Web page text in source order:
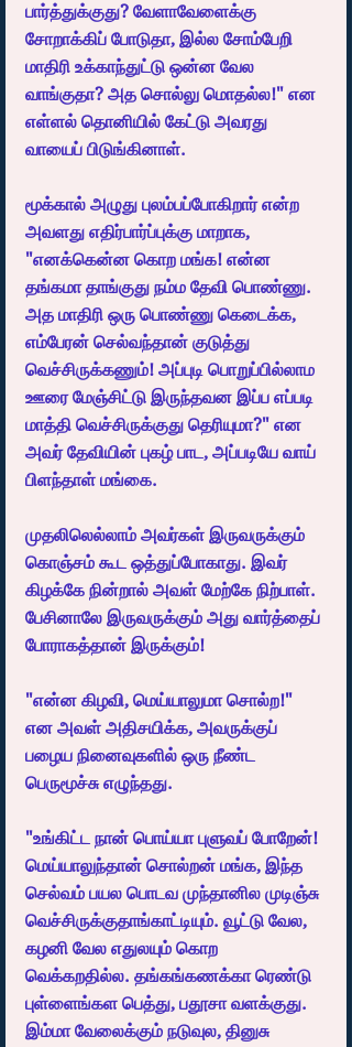
பார்த்துக்குது? வேளாவேளைக்கு
சோறாக்கிப் போடுதா, இல்ல சோம்பேறி
மாதிரி உக்காந்துட்டு ஒன்ன வேல
வாங்குதா? அத சொல்லு மொதல்ல!" என
எள்ளல் தொனியில் கேட்டு அவரது
வாயைப் பிடுங்கினாள்.
மூக்கால் அழுது புலம்பப்போகிறார் என்ற
அவளது எதிர்பார்ப்புக்கு மாறாக,
"எனக்கென்ன கொற மங்க! என்ன
தங்கமா தாங்குது நம்ம தேவி பொண்ணு.
அத மாதிரி ஒரு பொண்ணு கெடைக்க,
எம்பேரன் செல்வந்தான் குடுத்து
வெச்சிருக்கணும்! அப்புடி பொறுப்பில்லாம
ஊரை மேஞ்சிட்டு இருந்தவன இப்ப எப்படி
மாத்தி வெச்சிருக்குது தெரியுமா?" என
அவர் தேவியின் புகழ் பாட, அப்படியே வாய்
பிளந்தாள் மங்கை.
முதலிலெல்லாம் அவர்கள் இருவருக்கும்
கொஞ்சம் கூட ஒத்துப்போகாது. இவர்
கிழக்கே நின்றால் அவள் மேற்கே நிற்பாள்.
பேசினாலே இருவருக்கும் அது வார்த்தைப்
போராகத்தான் இருக்கும்!
"என்ன கிழவி, மெய்யாலுமா சொல்ற!"
என அவள் அதிசயிக்க, அவருக்குப்
பழைய நினைவுகளில் ஒரு நீண்ட
பெருமூச்சு எழுந்தது.
"உங்கிட்ட நான் பொய்யா புளுவப் போறேன்!
மெய்யாலுந்தான் சொல்றன் மங்க, இந்த
செல்வம் பயல பொடவ முந்தானில முடிஞ்சு
வெச்சிருக்குதாங்காட்டியும். வூட்டு வேல,
கழனி வேல எதுலயும் கொற
வெக்கறதில்ல. தங்கங்கணக்கா ரெண்டு
புள்ளைங்கள பெத்து, பதூசா வளக்குது.
இம்மா வேலைக்கும் நடுவுல, தினுசு